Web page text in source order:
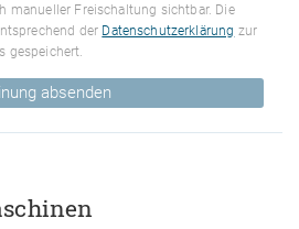
manueller Freischaltung sichtbar. Die
der Datenschutzerklärung zur
gespeichert.
absenden